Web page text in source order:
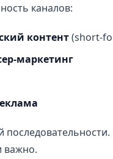
каналов:
контент(short-
маркетинг
важно.